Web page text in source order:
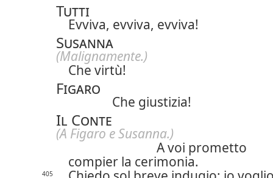
Tutti
Evviva, evviva, evviva!
Susanna
(Malignamente.)
Che virtù!
Figaro
Che giustizia!
Il Conte
(A Figaro e Susanna.)
A voi prometto
compier la cerimonia.
405